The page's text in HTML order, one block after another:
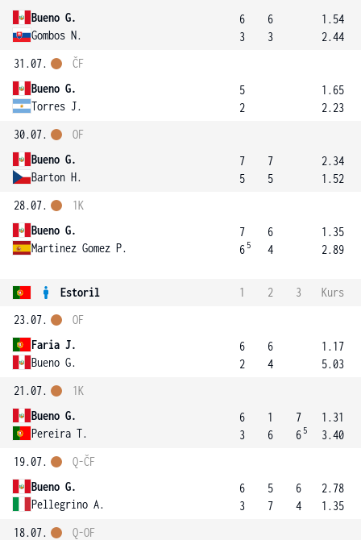
Bueno G.
Gombos N.
6
3
6
3
1.54
2.44
31.07.
Bueno G.
Torres J.
ČF
5
2
1.65
2.23
30.07.
Bueno G.
Barton H.
OF
7
5
7
5
2.34
1.52
28.07.
Bueno G.
Martinez Gomez P.
1K
7
6 5
6
4
1.35
2.89
Estoril 1 2 3
Kurs
23.07.
Faria J.
Bueno G.
OF
6
2
6
4
1.17
5.03
21.07.
Bueno G.
Pereira T.
1K
6
3
1
6
7
6 5
1.31
3.40
19.07.
Bueno G.
Pellegrino A.
Q-ČF
6
3
5
7
6
4
2.78
1.35
18.07.
Q-OF